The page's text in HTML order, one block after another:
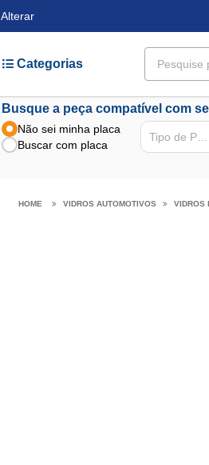
Alterar
Categorias
Busque a peça compatível com
Não sei minha placa
Buscar com placa
Tipo de Peça
VIDROS AUTOMOTIVOS VIDROS